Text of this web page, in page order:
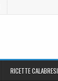
RICETTE CALABRESI